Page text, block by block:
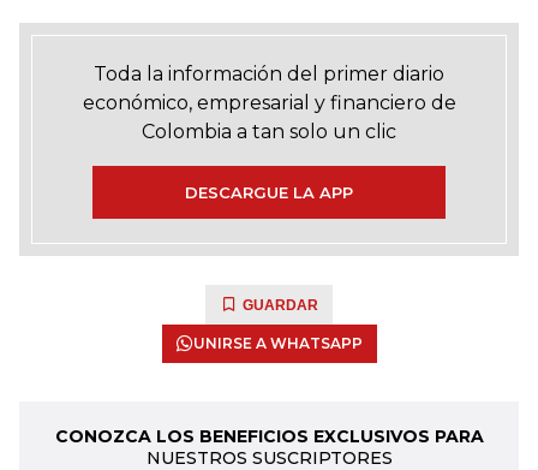
Toda la información del primer diario
económico, empresarial y financiero de
Colombia a tan solo un clic
DESCARGUE LA APP
GUARDAR
UNIRSE A WHATSAPP
CONOZCA LOS BENEFICIOS EXCLUSIVOS PARA
NUESTROS SUSCRIPTORES